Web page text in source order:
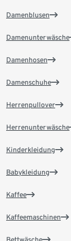
Damenblusen
Damenunterwäsche
Damenhosen
Damenschuhe
Herrenpullover
Herrenunterwäsche
Kinderkleidung
Babykleidung
Kaffee
Kaffeemaschinen